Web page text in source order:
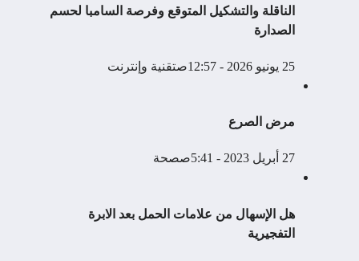
الناقلة والتشكيل المتوقع وفرصة السامبا لحسم
الصدارة
25 يونيو 2026 - 12:57ص تقنية وإنترنت
مرض الصرع
27 أبريل 2023 - 5:41ص صحة
هل الإسهال من علامات الحمل بعد الابرة
التفجيرية